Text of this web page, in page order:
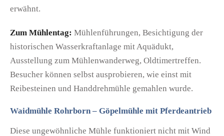
erwähnt.
Zum Mühlentag: Mühlenführungen, Besichtigung der
historischen Wasserkraftanlage mit Aquädukt,
Ausstellung zum Mühlenwanderweg, Oldtimertreffen.
Besucher können selbst ausprobieren, wie einst mit
Reibesteinen und Handdrehmühle gemahlen wurde.
Waidmühle Rohrborn – Göpelmühle mit Pferdeantrieb
Diese ungewöhnliche Mühle funktioniert nicht mit Wind